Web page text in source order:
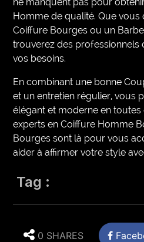
Homme de qualité. Que vous
Coiffure Bourges ou un
trouverez des professionnels
vos besoins.
En combinant une bonne
et un entretien régulier, vous
élégant et moderne en toutes
experts en Coiffure Homme
Bourges sont là pour vous
aider à affirmer votre style
Tag :
0 SHARES